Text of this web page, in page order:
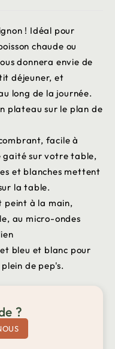
! Idéal pour
chaude ou
donnera envie de
déjeuner, et
long de la journée.
plateau sur le plan de
facile à
gaité sur votre table,
et blanches mettent
la table.
peint à la main,
au micro-ondes
bleu et blanc pour
de pep's.
?